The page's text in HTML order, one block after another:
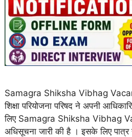
Samagra Shiksha Vibhag
शिक्षा परियोजना परिषद ने अपनी
लिए Samagra Shiksha Vibhag
अधिसूचना जारी की है । इसके लिए